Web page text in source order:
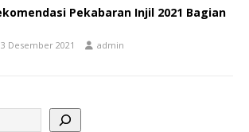
Pekabaran Injil 2021 Bagian
3 Desember 2021 admin